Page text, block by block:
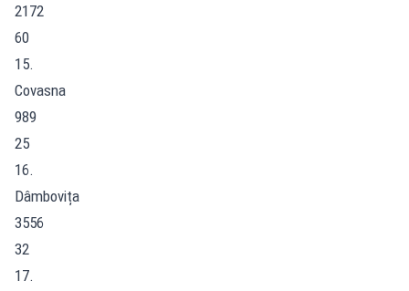
2172
60
15.
Covasna
989
25
16.
Dâmbovița
3556
32
17.